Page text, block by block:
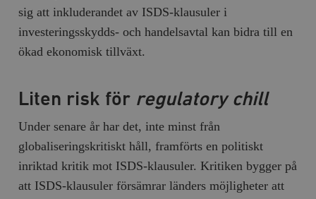
sig att inkluderandet av ISDS-klausuler i
investeringsskydds- och handelsavtal kan bidra till en
ökad ekonomisk tillväxt.
Liten risk för regulatory chill
Under senare år har det, inte minst från
globaliseringskritiskt håll, framförts en politiskt
inriktad kritik mot ISDS-klausuler. Kritiken bygger på
att ISDS-klausuler försämrar länders möjligheter att